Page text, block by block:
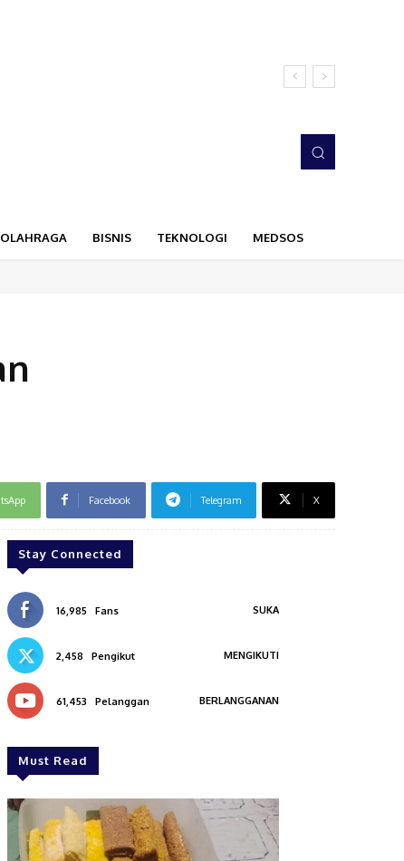
OLAHRAGA BISNIS TEKNOLOGI MEDSOS
Facebook Telegram X
Stay Connected
16,985 Fans SUKA
2,458 Pengikut MENGIKUTI
61,453 Pelanggan BERLANGGANAN
Must Read